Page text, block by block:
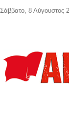
Σάββατο, 8 Αύγουστος